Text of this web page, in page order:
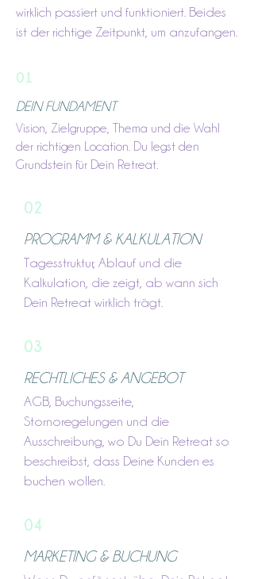
wirklich passiert und funktioniert. Beides
ist der richtige Zeitpunkt, um anzufangen.
01
DEIN FUNDAMENT
Vision, Zielgruppe, Thema und die Wahl
der richtigen Location. Du legst den
Grundstein für Dein Retreat.
02
PROGRAMM & KALKULATION
Tagesstruktur, Ablauf und die
Kalkulation, die zeigt, ab wann sich
Dein Retreat wirklich trägt.
03
RECHTLICHES & ANGEBOT
AGB, Buchungsseite,
Stornoregelungen und die
Ausschreibung, wo Du Dein Retreat so
beschreibst, dass Deine Kunden es
buchen wollen.
04
MARKETING & BUCHUNG